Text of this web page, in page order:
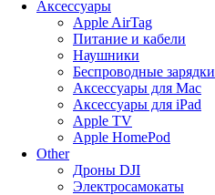
Аксессуары
Apple AirTag
Питание и кабели
Наушники
Беспроводные зарядки
Аксессуары для Mac
Аксессуары для iPad
Apple TV
Apple HomePod
Other
Дроны DJI
Электросамокаты